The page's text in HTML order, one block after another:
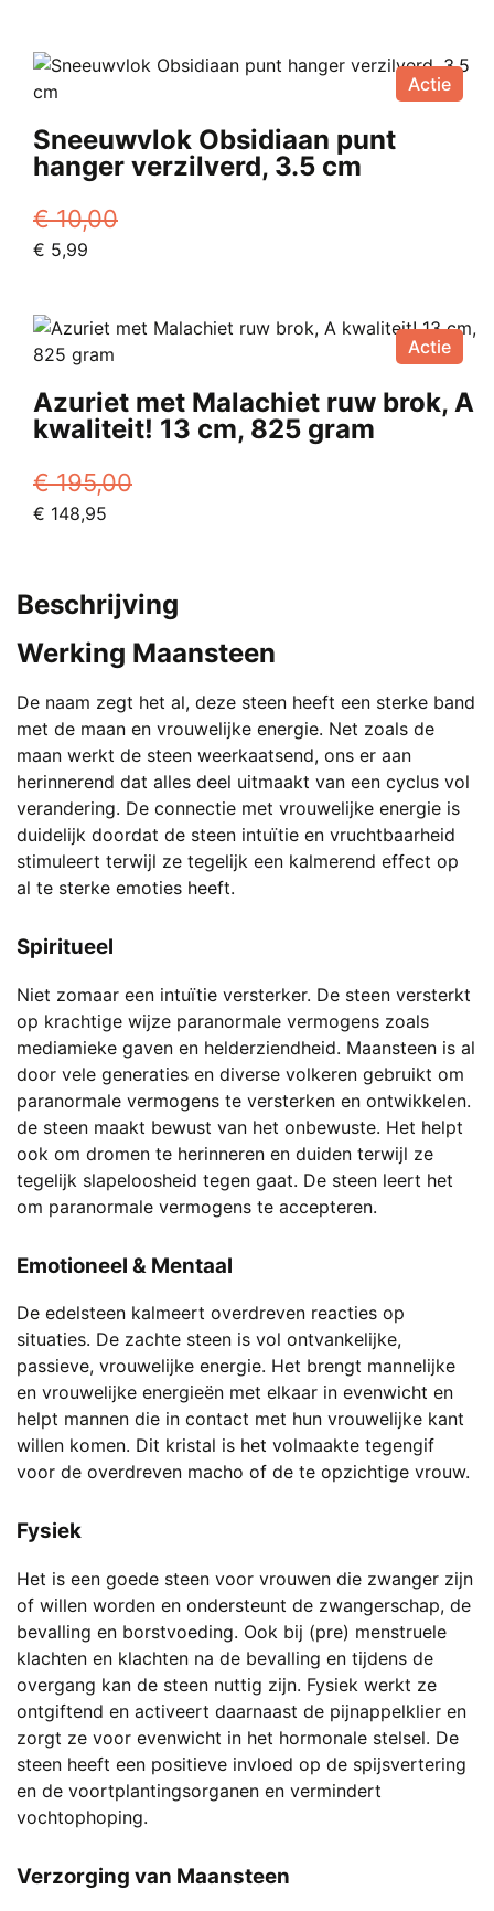
Actie
Sneeuwvlok Obsidiaan punt
hanger verzilverd, 3.5 cm
€10,00
Oorspronkelijke
€ 10,00.
€ 5,99
€ 5,99.
Actie
Azuriet met Malachiet ruw brok, A
kwaliteit! 13 cm, 825 gram
€195,00
Oorspronkelijke
€ 195,00.
€ 148,95
€ 148,95.
Beschrijving
Werking Maansteen
De naam zegt het al, deze steen heeft een sterke band
met de maan en vrouwelijke energie. Net zoals de
maan werkt de steen weerkaatsend, ons er aan
herinnerend dat alles deel uitmaakt van een cyclus vol
verandering. De connectie met vrouwelijke energie is
duidelijk doordat de steen intuïtie en vruchtbaarheid
stimuleert terwijl ze tegelijk een kalmerend effect op
al te sterke emoties heeft.
Spiritueel
Niet zomaar een intuïtie versterker. De steen versterkt
op krachtige wijze paranormale vermogens zoals
mediamieke gaven en helderziendheid. Maansteen is al
door vele generaties en diverse volkeren gebruikt om
paranormale vermogens te versterken en ontwikkelen.
de steen maakt bewust van het onbewuste. Het helpt
ook om dromen te herinneren en duiden terwijl ze
tegelijk slapeloosheid tegen gaat. De steen leert het
om paranormale vermogens te accepteren.
Emotioneel & Mentaal
De edelsteen kalmeert overdreven reacties op
situaties. De zachte steen is vol ontvankelijke,
passieve, vrouwelijke energie. Het brengt mannelijke
en vrouwelijke energieën met elkaar in evenwicht en
helpt mannen die in contact met hun vrouwelijke kant
willen komen. Dit kristal is het volmaakte tegengif
voor de overdreven macho of de te opzichtige vrouw.
Fysiek
Het is een goede steen voor vrouwen die zwanger zijn
of willen worden en ondersteunt de zwangerschap, de
bevalling en borstvoeding. Ook bij (pre) menstruele
klachten en klachten na de bevalling en tijdens de
overgang kan de steen nuttig zijn. Fysiek werkt ze
ontgiftend en activeert daarnaast de pijnappelklier en
zorgt ze voor evenwicht in het hormonale stelsel. De
steen heeft een positieve invloed op de spijsvertering
en de voortplantingsorganen en vermindert
vochtophoping.
Verzorging van Maansteen